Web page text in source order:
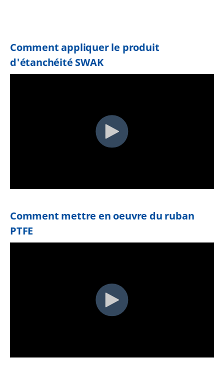
Comment appliquer le produit
d'étanchéité SWAK
Comment mettre en oeuvre du ruban
PTFE